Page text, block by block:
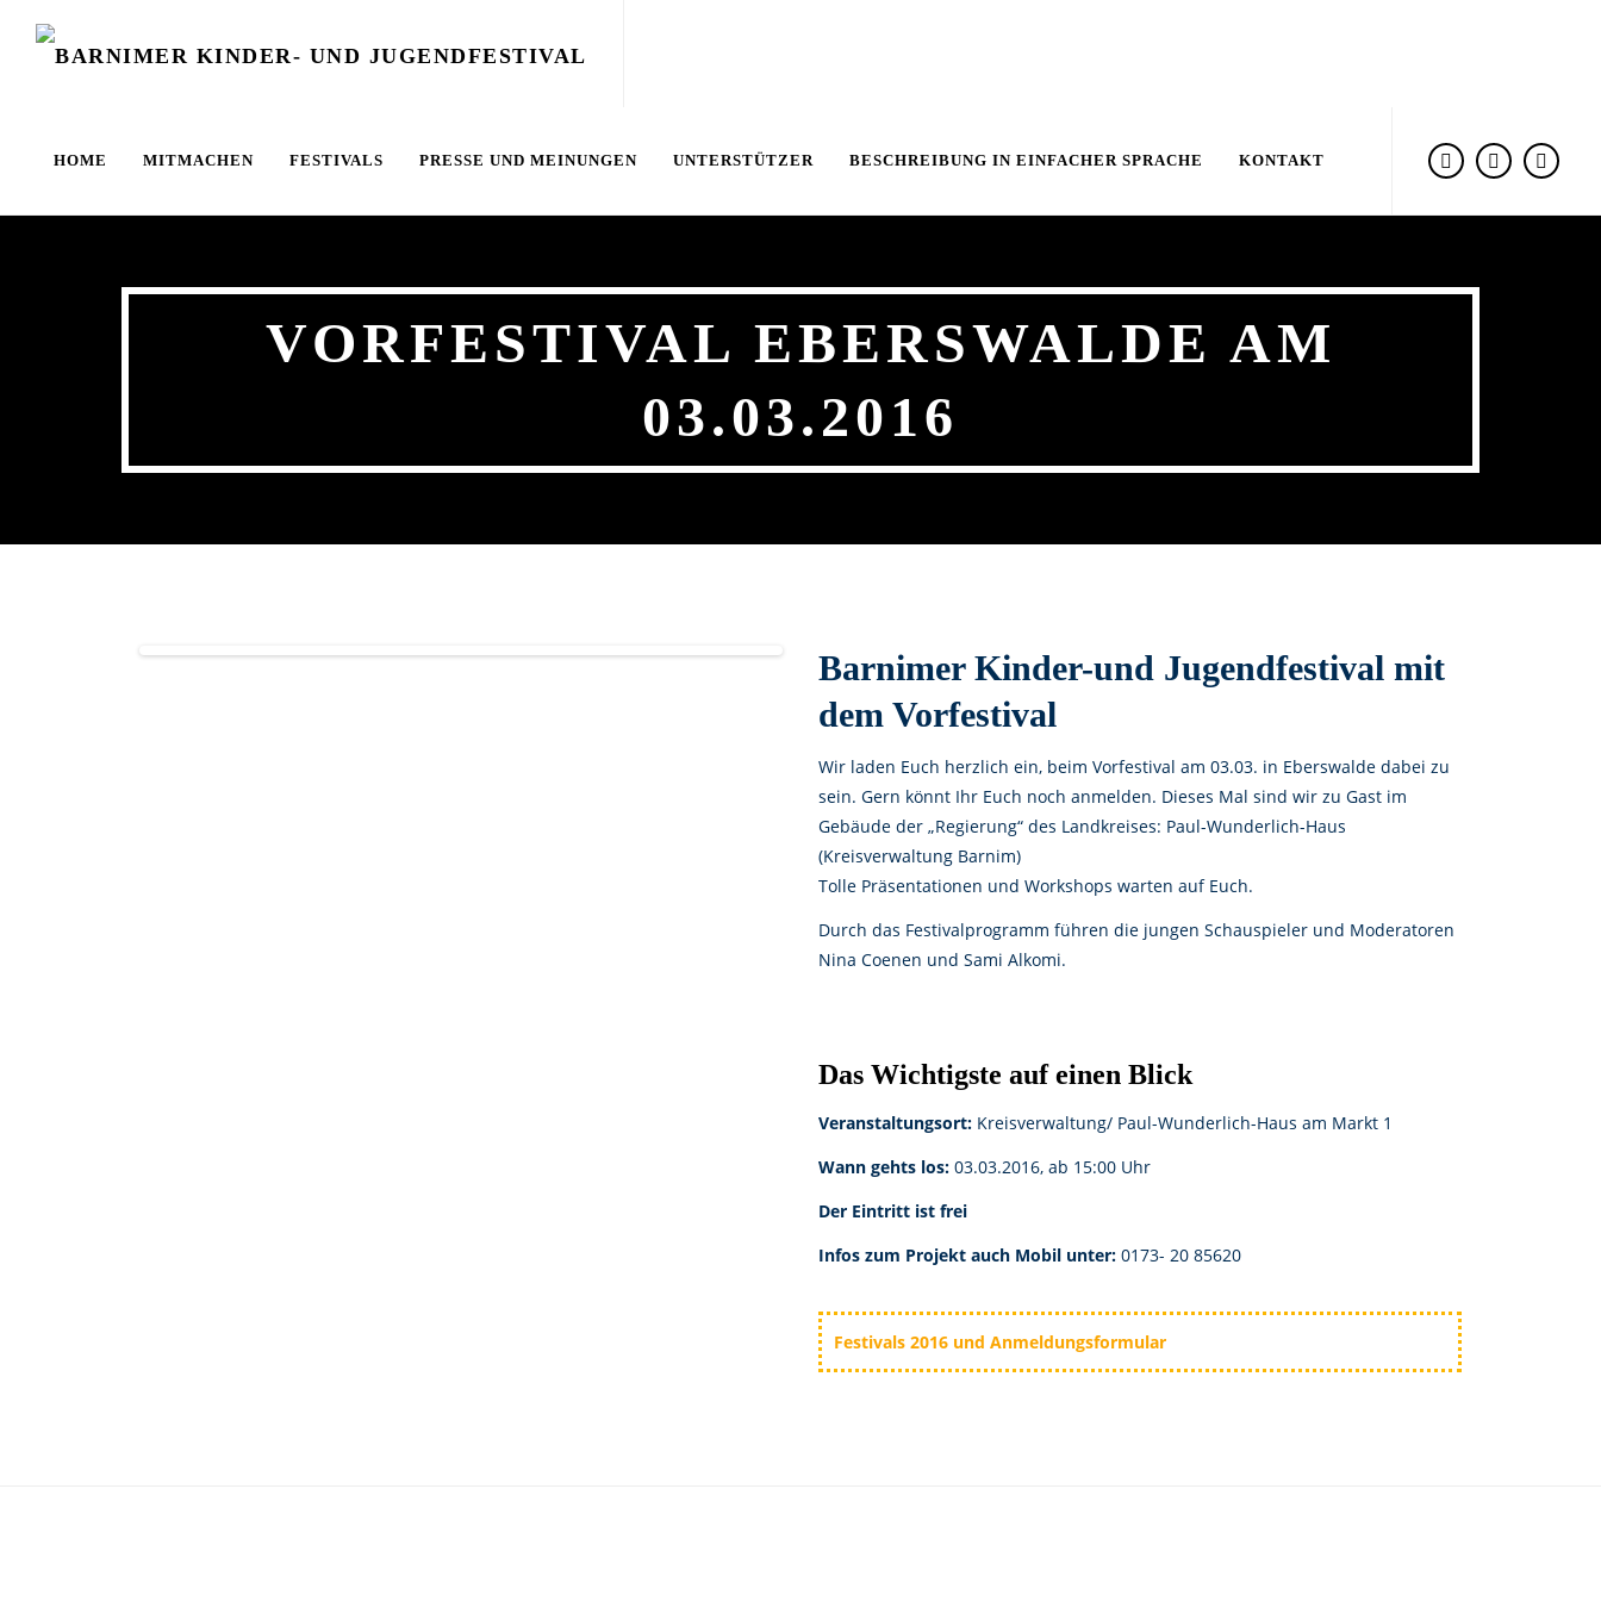
HOME MITMACHEN FESTIVALS PRESSE UND MEINUNGEN UNTERSTÜTZER BESCHREIBUNG IN EINFACHER SPRACHE KONTAKT
VORFESTIVAL EBERSWALDE AM
03.03.2016
Barnimer Kinder-und Jugendfestival mit
dem Vorfestival
Wir laden Euch herzlich ein, beim Vorfestival am 03.03. in Eberswalde dabei zu
sein. Gern könnt Ihr Euch noch anmelden. Dieses Mal sind wir zu Gast im
Gebäude der „Regierung“ des Landkreises: Paul-Wunderlich-Haus
(Kreisverwaltung Barnim)
Tolle Präsentationen und Workshops warten auf Euch.
Durch das Festivalprogramm führen die jungen Schauspieler und Moderatoren
Nina Coenen und Sami Alkomi.
Das Wichtigste auf einen Blick
Veranstaltungsort: Kreisverwaltung/ Paul-Wunderlich-Haus am Markt 1
Wann gehts los: 03.03.2016, ab 15:00 Uhr
Der Eintritt ist frei
Infos zum Projekt auch Mobil unter: 0173- 20 85620
Festivals 2016 und Anmeldungsformular